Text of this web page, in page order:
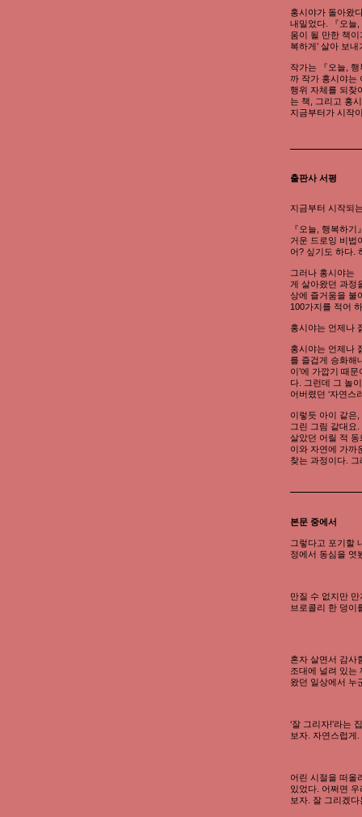
홍시야가 돌아왔
내밀었다. 『오늘
움이 될 만한 책이
복하게’ 살아 보
작가는 『오늘,
까 작가 홍시야는
행위 자체를 되찾
는 책, 그리고 홍
지금부터가 시작
출판사 서평
지금부터 시작되
『오늘, 행복하
거운 드로잉 비법
어? 싶기도 하다.
그러나 홍시야는
게 살아왔던 과정
상에 즐거움을 불
100가지를 적어
홍시야는 언제나
홍시야는 언제나
를 즐겁게 승화해
이’에 가깝기 때
다. 그런데 그 놀
어버렸던 ‘자연스
이렇듯 아이 같은
그린 그림 같대요
살았던 어릴 적 동
이와 자연에 가까
찾는 과정이다. 그
본문 중에서
그렇다고 포기할
정에서 동심을 엿
만질 수 없지만
브로콜리 한 덩이
혼자 살면서 감사
조대에 널려 있는
왔던 일상에서 누
‘잘 그리자!’라는
보자. 자연스럽게.
어린 시절을 떠올
있었다. 어쩌면
보자. 잘 그리겠